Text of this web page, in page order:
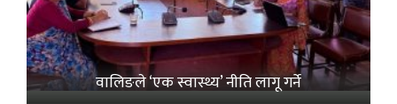
वालिङले ‘एक स्वास्थ्य’ नीति लागू गर्ने